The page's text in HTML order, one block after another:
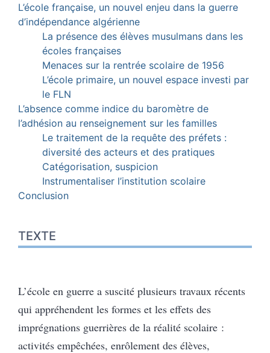
L’école française, un nouvel enjeu dans la guerre
d’indépendance algérienne
La présence des élèves musulmans dans les
écoles françaises
Menaces sur la rentrée scolaire de 1956
L’école primaire, un nouvel espace investi par
le FLN
L’absence comme indice du baromètre de
l’adhésion au renseignement sur les familles
Le traitement de la requête des préfets :
diversité des acteurs et des pratiques
Catégorisation, suspicion
Instrumentaliser l’institution scolaire
Conclusion
TEXTE
L’école en guerre a suscité plusieurs travaux récents
qui appréhendent les formes et les effets des
imprégnations guerrières de la réalité scolaire :
activités empêchées, enrôlement des élèves,